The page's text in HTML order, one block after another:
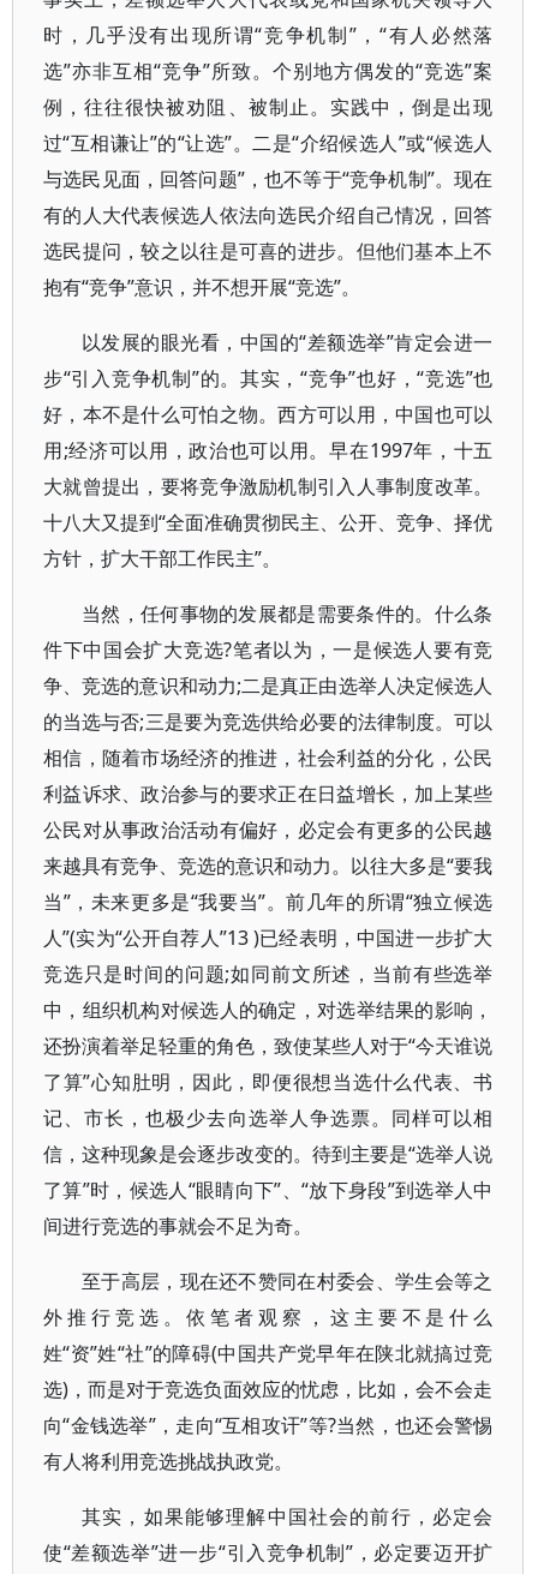
时，几乎没有出现所谓“竞争机制”，“有人必然落
选”亦非互相“竞争”所致。个别地方偶发的“竞选”案
例，往往很快被劝阻、被制止。实践中，倒是出现
过“互相谦让”的“让选”。二是“介绍候选人”或“候选人
与选民见面，回答问题”，也不等于“竞争机制”。现在
有的人大代表候选人依法向选民介绍自己情况，回答
选民提问，较之以往是可喜的进步。但他们基本上不
抱有“竞争”意识，并不想开展“竞选”。
以发展的眼光看，中国的“差额选举”肯定会进一
步“引入竞争机制”的。其实，“竞争”也好，“竞选”也
好，本不是什么可怕之物。西方可以用，中国也可以
用;经济可以用，政治也可以用。早在1997年，十五
大就曾提出，要将竞争激励机制引入人事制度改革。
十八大又提到“全面准确贯彻民主、公开、竞争、择优
方针，扩大干部工作民主”。
当然，任何事物的发展都是需要条件的。什么条
件下中国会扩大竞选?笔者以为，一是候选人要有竞
争、竞选的意识和动力;二是真正由选举人决定候选人
的当选与否;三是要为竞选供给必要的法律制度。可以
相信，随着市场经济的推进，社会利益的分化，公民
利益诉求、政治参与的要求正在日益增长，加上某些
公民对从事政治活动有偏好，必定会有更多的公民越
来越具有竞争、竞选的意识和动力。以往大多是“要我
当”，未来更多是“我要当”。前几年的所谓“独立候选
人”(实为“公开自荐人”13 )已经表明，中国进一步扩大
竞选只是时间的问题;如同前文所述，当前有些选举
中，组织机构对候选人的确定，对选举结果的影响，
还扮演着举足轻重的角色，致使某些人对于“今天谁说
了算”心知肚明，因此，即便很想当选什么代表、书
记、市长，也极少去向选举人争选票。同样可以相
信，这种现象是会逐步改变的。待到主要是“选举人说
了算”时，候选人“眼睛向下”、“放下身段”到选举人中
间进行竞选的事就会不足为奇。
至于高层，现在还不赞同在村委会、学生会等之
外推行竞选。依笔者观察，这主要不是什么
姓“资”姓“社”的障碍(中国共产党早年在陕北就搞过竞
选)，而是对于竞选负面效应的忧虑，比如，会不会走
向“金钱选举”，走向“互相攻讦”等?当然，也还会警惕
有人将利用竞选挑战执政党。
其实，如果能够理解中国社会的前行，必定会
使“差额选举”进一步“引入竞争机制”，必定要迈开扩